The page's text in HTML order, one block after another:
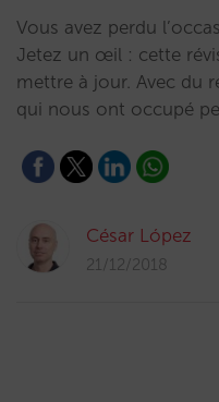
Vous avez perdu
Jetez un œil : cette
mettre à jour. Avec du
qui nous ont occupé
César López
21/12/2018